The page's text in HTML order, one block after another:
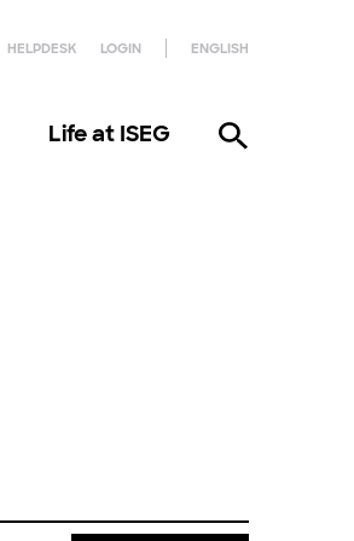
HELPDESK LOGIN ENGLISH
Life at ISEG